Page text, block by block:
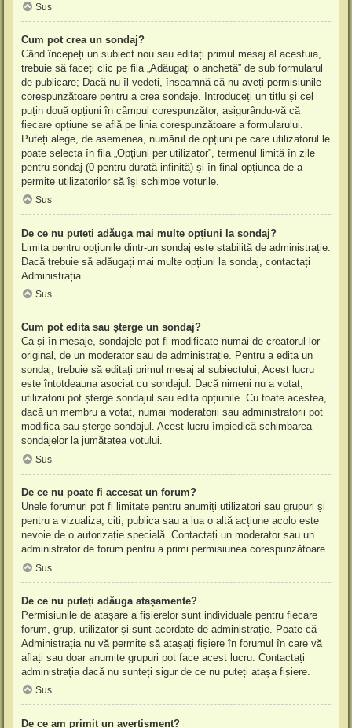
Sus
Cum pot crea un sondaj?
Când începeți un subiect nou sau editați primul mesaj al acestuia,
trebuie să faceți clic pe fila „Adăugați o anchetă” de sub formularul
de publicare; Dacă nu îl vedeți, înseamnă că nu aveți permisiunile
corespunzătoare pentru a crea sondaje. Introduceți un titlu și cel
puțin două opțiuni în câmpul corespunzător, asigurându-vă că
fiecare opțiune se află pe linia corespunzătoare a formularului.
Puteți alege, de asemenea, numărul de opțiuni pe care utilizatorul le
poate selecta în fila „Opțiuni per utilizator”, termenul limită în zile
pentru sondaj (0 pentru durată infinită) și în final opțiunea de a
permite utilizatorilor să își schimbe voturile.
Sus
De ce nu puteți adăuga mai multe opțiuni la sondaj?
Limita pentru opțiunile dintr-un sondaj este stabilită de administrație.
Dacă trebuie să adăugați mai multe opțiuni la sondaj, contactați
Administrația.
Sus
Cum pot edita sau șterge un sondaj?
Ca și în mesaje, sondajele pot fi modificate numai de creatorul lor
original, de un moderator sau de administrație. Pentru a edita un
sondaj, trebuie să editați primul mesaj al subiectului; Acest lucru
este întotdeauna asociat cu sondajul. Dacă nimeni nu a votat,
utilizatorii pot șterge sondajul sau edita opțiunile. Cu toate acestea,
dacă un membru a votat, numai moderatorii sau administratorii pot
modifica sau șterge sondajul. Acest lucru împiedică schimbarea
sondajelor la jumătatea votului.
Sus
De ce nu poate fi accesat un forum?
Unele forumuri pot fi limitate pentru anumiți utilizatori sau grupuri și
pentru a vizualiza, citi, publica sau a lua o altă acțiune acolo este
nevoie de o autorizație specială. Contactați un moderator sau un
administrator de forum pentru a primi permisiunea corespunzătoare.
Sus
De ce nu puteți adăuga atașamente?
Permisiunile de atașare a fișierelor sunt individuale pentru fiecare
forum, grup, utilizator și sunt acordate de administrație. Poate că
Administrația nu vă permite să atașați fișiere în forumul în care vă
aflați sau doar anumite grupuri pot face acest lucru. Contactați
administrația dacă nu sunteți sigur de ce nu puteți atașa fișiere.
Sus
De ce am primit un avertisment?